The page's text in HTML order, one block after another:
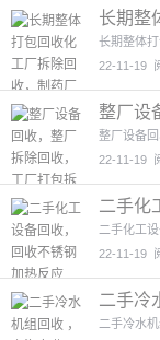
长期整
回收，
长期整体
22-11-19
整厂设
收，工
整厂设备
22-11-19
二手化
热器，
二手化工
22-11-19
二手冷
机2图
二手冷水